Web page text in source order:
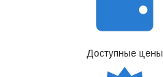
Доступные цены